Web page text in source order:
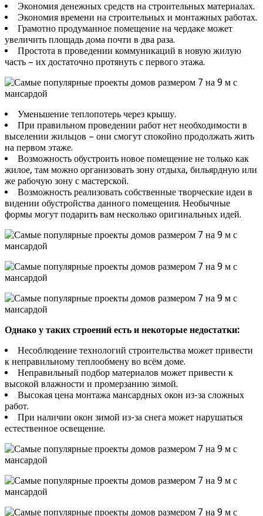
Экономия денежных средств на строительных материалах.
Экономия времени на строительных и монтажных работах.
Грамотно продуманное помещение на чердаке может
увеличить площадь дома почти в два раза.
Простота в проведении коммуникаций в новую жилую
часть – их достаточно протянуть с первого этажа.
Уменьшение теплопотерь через крышу.
При правильном проведении работ нет необходимости в
выселении жильцов – они смогут спокойно продолжать жить
на первом этаже.
Возможность обустроить новое помещение не только как
жилое, там можно организовать зону отдыха, бильярдную или
же рабочую зону с мастерской.
Возможность реализовать собственные творческие идеи в
видении обустройства данного помещения. Необычные
формы могут подарить вам несколько оригинальных идей.
Однако у таких строений есть и некоторые недостатки:
Несоблюдение технологий строительства может привести
к неправильному теплообмену во всём доме.
Неправильный подбор материалов может привести к
высокой влажности и промерзанию зимой.
Высокая цена монтажа мансардных окон из-за сложных
работ.
При наличии окон зимой из-за снега может нарушаться
естественное освещение.